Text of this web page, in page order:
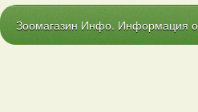
Зоомагазин Инфо. Информация о